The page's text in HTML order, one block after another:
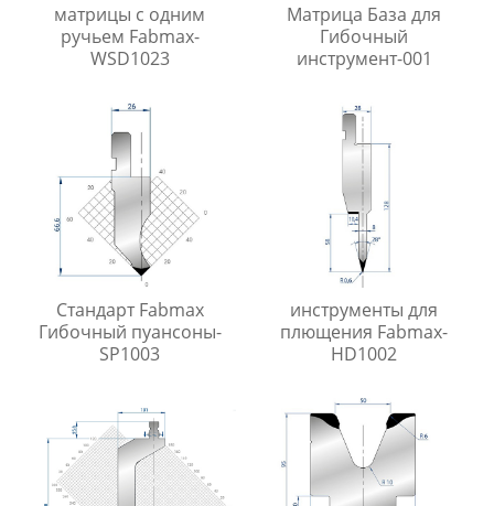
матрицы с одним
ручьем Fabmax-
WSD1023
Матрица База для
Гибочный
инструмент-001
Стандарт Fabmax
Гибочный пуансоны-
SP1003
инструменты для
плющения Fabmax-
HD1002